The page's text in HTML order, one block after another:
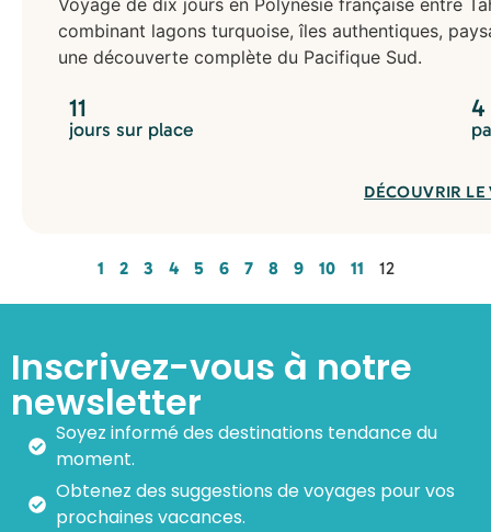
combinant lagons turquoise, îles authentiques,
une découverte complète du Pacifique Sud.
11
jours sur place
4
DÉCOUVRIR LE
1 2 3 4 5 6 7 8 9 10 11 12
Inscrivez-vous à notre
newsletter
Soyez informé des destinations tendance du
moment.
Obtenez des suggestions de voyages pour vos
prochaines vacances.